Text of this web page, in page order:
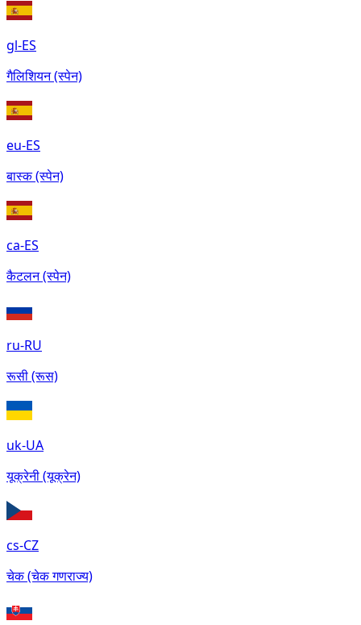
gl-ES
गैलिशियन (स्पेन)
eu-ES
बास्क (स्पेन)
ca-ES
कैटलन (स्पेन)
ru-RU
रूसी (रूस)
uk-UA
यूक्रेनी (यूक्रेन)
cs-CZ
चेक (चेक गणराज्य)